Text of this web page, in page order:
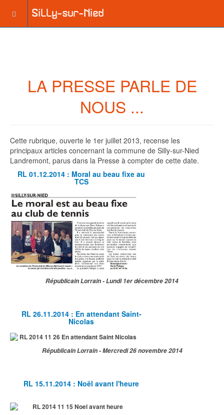
LA PRESSE PARLE DE
NOUS ...
Cette rubrique, ouverte le 1er juillet 2013, recense les
principaux articles concernant la commune de Silly-sur-Nied
Landremont, parus dans la Presse à compter de cette date.
RL 01.12.2014 : Moral au beau fixe au
TCS
Républicain Lorrain - Lundi 1er décembre 2014
RL 26.11.2014 : En attendant Saint-
Nicolas
Républicain Lorrain - Mercredi 26 novembre 2014
RL 15.11.2014 : Noël avant l'heure